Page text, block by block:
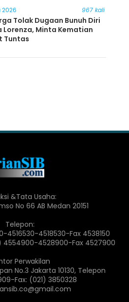
2026 967 kali
Tolak Dugaan Bunuh Diri
Lorenza, Minta Kematian
Tuntas
&Tata Usaha:
No 66 AB Medan 20151
Telepon:
4516530-4518530-Fax 4538150
4554900-4528900-Fax 4527900
Perwakilan
No.3 Jakarta 10130, Telepon
Fax: (021) 3850328